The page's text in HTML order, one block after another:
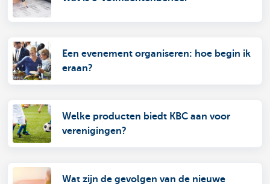
Een evenement organiseren: hoe begin ik
eraan?
Welke producten biedt KBC aan voor
verenigingen?
Wat zijn de gevolgen van de nieuwe